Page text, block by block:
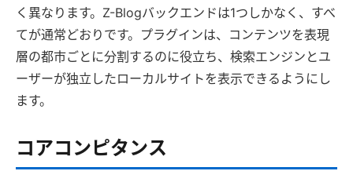
く異なります。Z-Blogバックエンドは1つしかなく、すべ
てが通常どおりです。プラグインは、コンテンツを表現
層の都市ごとに分割するのに役立ち、検索エンジンとユ
ーザーが独立したローカルサイトを表示できるようにし
ます。
コアコンピタンス